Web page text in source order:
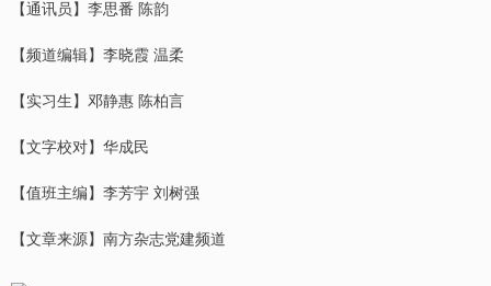
【通讯员】李思番 陈韵
【频道编辑】李晓霞 温柔
【实习生】邓静惠 陈柏言
【文字校对】华成民
【值班主编】李芳宇 刘树强
【文章来源】南方杂志党建频道